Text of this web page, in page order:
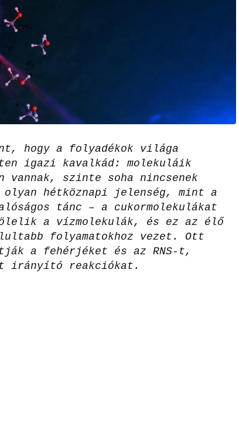
hogy a folyadékok világa
igazi kavalkád: molekuláik
vannak, szinte soha nincsenek
olyan hétköznapi jelenség, mint a
tánc – a cukormolekulákat
a vízmolekulák, és ez az élő
folyamatokhoz vezet. Ott
a fehérjéket és az RNS-t,
irányító reakciókat.